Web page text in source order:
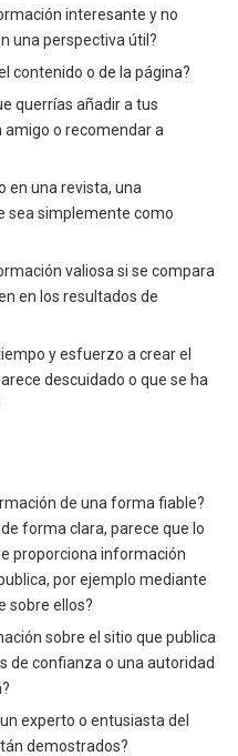
interesante y no
una perspectiva útil?
contenido o de la página?
querrías añadir a tus
o recomendar a
en una revista, una
sea simplemente como
valiosa si se compara
en los resultados de
y esfuerzo a crear el
descuidado o que se ha
de una forma fiable?
forma clara, parece que lo
proporciona información
por ejemplo mediante
sobre ellos?
sobre el sitio que publica
de confianza o una autoridad
experto o entusiasta del
demostrados?